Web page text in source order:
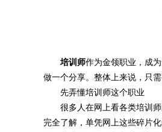
培训师作为金领职业，成
做一个分享。整体上来说，只
先弄懂培训师这个职业
很多人在网上看各类培训师
完全了解，单凭网上这些碎片